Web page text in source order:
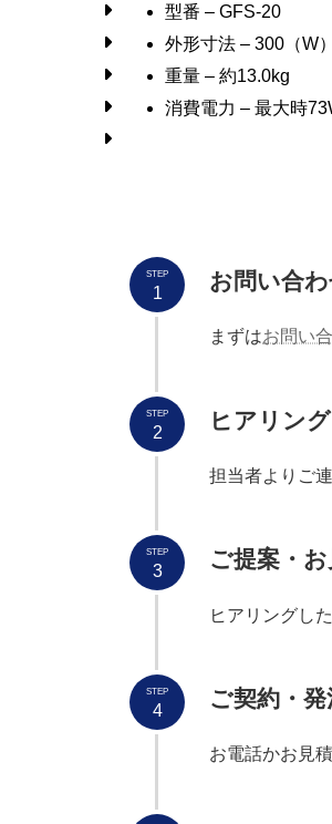
型番 – GFS-20
外形寸法 – 300（W
重量 – 約13.0kg
消費電力 – 最大時
お問い合
まずはお問い
STEP
1
ヒアリング
担当者よりご
STEP
2
ご提案・お
ヒアリングし
STEP
3
ご契約・発
お電話かお見
STEP
4